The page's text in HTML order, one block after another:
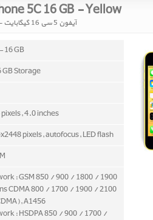
5C 16 GB - Yellow
آیفون 5 سی 16 گیگابایت - زرد
16 GB
Storage
pixels, 4.0 inches
pixels, autofocus, LED flash
: GSM 850 / 900 / 1800 / 1900
CDMA 800 / 1700 / 1900 / 2100
A1456
: HSDPA 850 / 900 / 1700 /